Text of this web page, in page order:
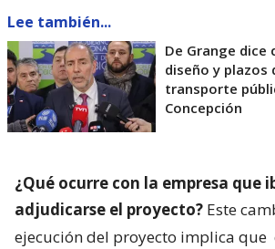
Lee también...
De Grange dice
diseño y plazos
transporte
Concepción
¿Qué ocurre con la empresa que
adjudicarse el proyecto? Este
ejecución del proyecto implica que